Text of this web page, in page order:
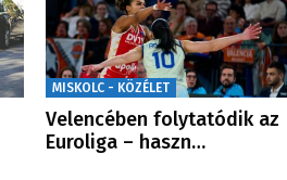
MISKOLC - KÖZÉLET
Velencében folytatódik az
Euroliga – haszn…